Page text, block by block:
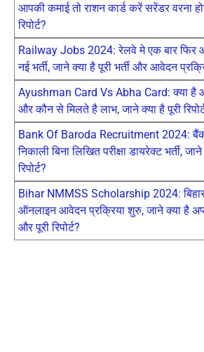
आपकी कमाई तो राशन कार्ड करें सरेंडर वरना
रिपोर्ट?
Railway Jobs 2024: रेलवे मे एक बार फिर
नई भर्ती, जाने क्या है पूरी भर्ती और आवेदन
Ayushman Card Vs Abha Card: क्या है
और कौन से मिलते है लाभ, जाने क्या है पूरी
Bank Of Baroda Recruitment 2024:
निकाली बिना लिखित परीक्षा डायरेक्ट भर्ती,
रिपोर्ट?
Bihar NMMSS Scholarship 2024:
ऑनलाइन आवेदन प्रक्रिया शुरु, जाने क्या है
और पूरी रिपोर्ट?